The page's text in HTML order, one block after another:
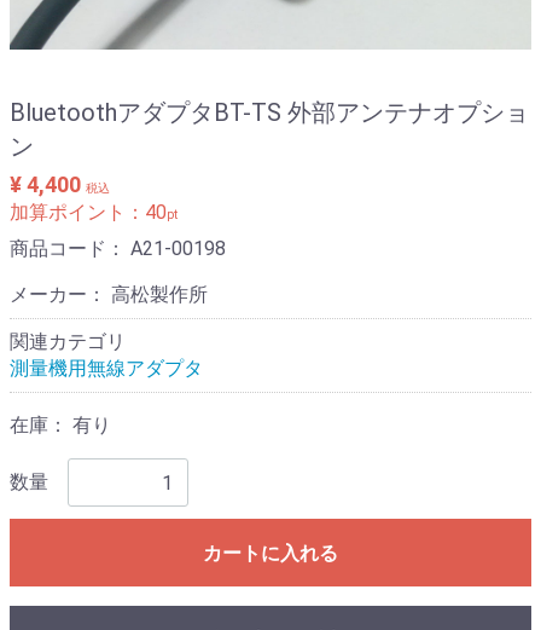
BluetoothアダプタBT-TS 外部アンテナオプショ
ン
¥ 4,400 税込
加算ポイント： 40pt
商品コード： A21-00198
メーカー： 高松製作所
関連カテゴリ
測量機用無線アダプタ
在庫： 有り
数量
カートに入れる